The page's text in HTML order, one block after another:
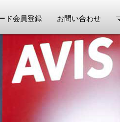
ド会員登録 お問い合わせ